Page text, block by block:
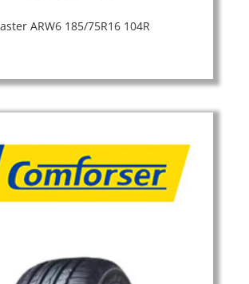
ARW6 185/75R16 104R